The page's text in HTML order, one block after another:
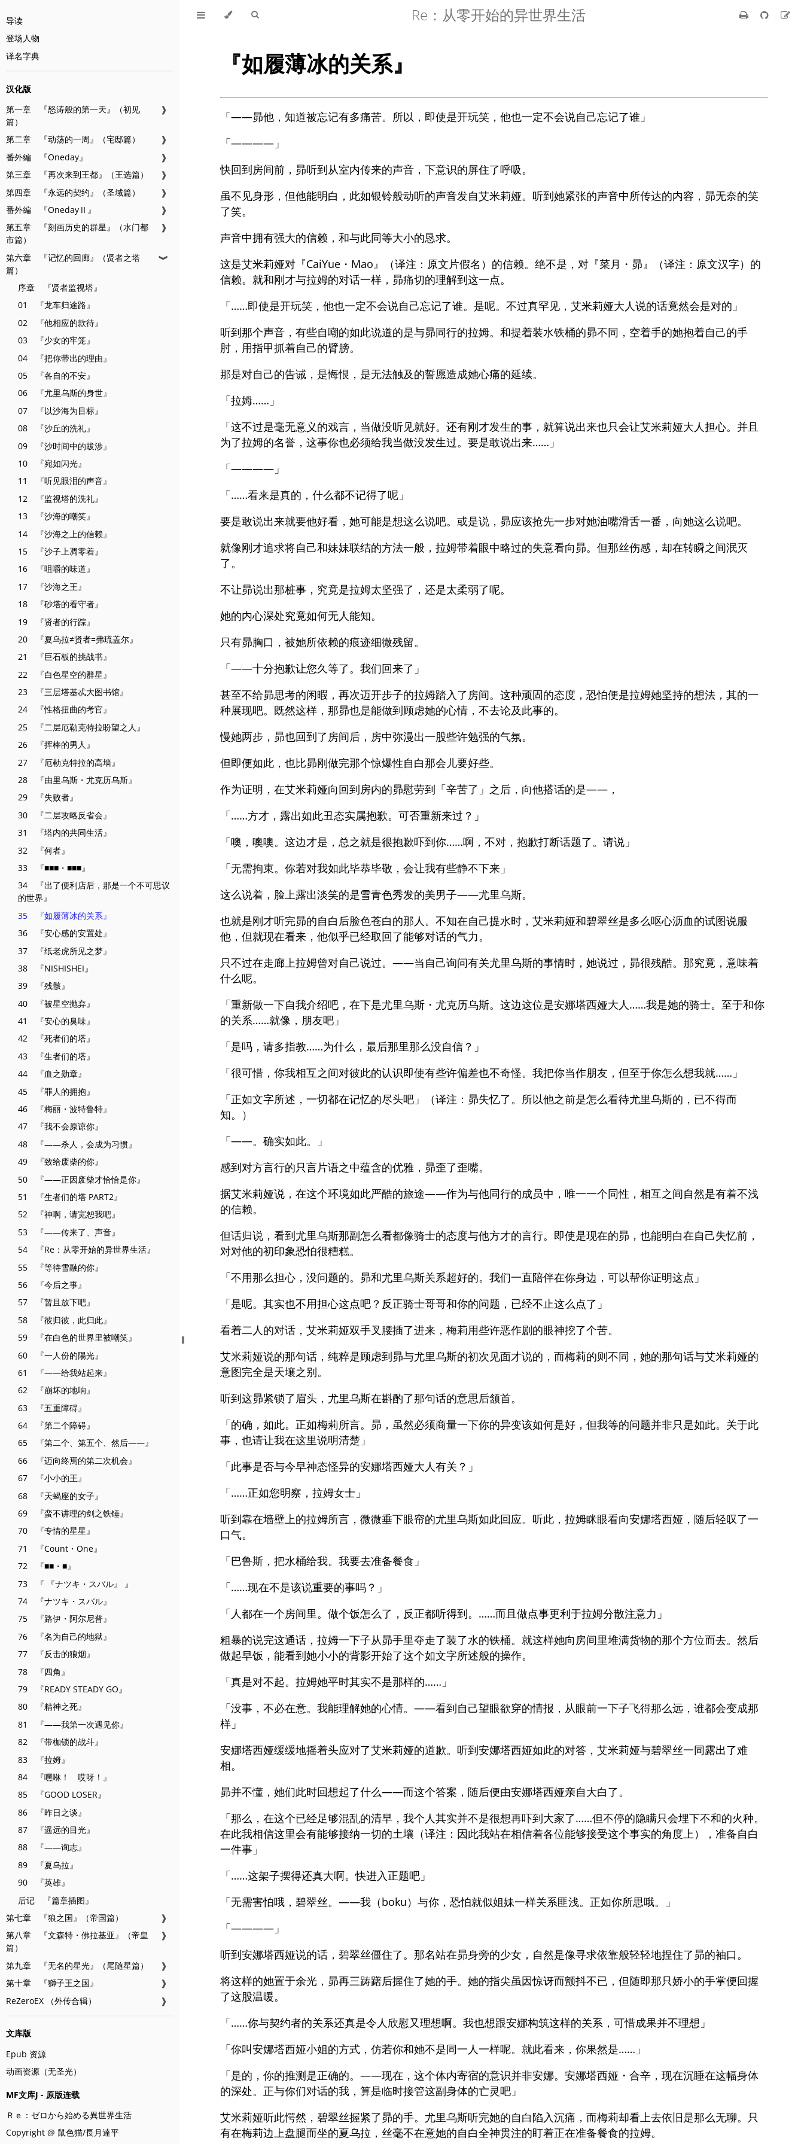
导读
登场人物
译名字典
汉化版
第一章 『怒涛般的第一天』（初见
篇）
❱
第二章 『动荡的一周』（宅邸篇）
❱
番外編 『Oneday』
❱
第三章 『再次来到王都』（王选篇）
❱
第四章 『永远的契约』（圣域篇）
❱
番外編 『OnedayⅡ』
❱
第五章 『刻画历史的群星』（水门都
市篇）
❱
第六章 『记忆的回廊』（贤者之塔
篇）
❱
序章 『贤者监视塔』
01 『龙车归途路』
02 『他相应的款待』
03 『少女的牢笼』
04 『把你带出的理由』
05 『各自的不安』
06 『尤里乌斯的身世』
07 『以沙海为目标』
08 『沙丘的洗礼』
09 『沙时间中的跋涉』
10 『宛如闪光』
11 『听见眼泪的声音』
12 『监视塔的洗礼』
13 『沙海的嘲笑』
14 『沙海之上的信赖』
15 『沙子上凋零着』
16 『咀嚼的味道』
17 『沙海之王』
18 『砂塔的看守者』
19 『贤者的行踪』
20 『夏乌拉≠贤者=弗琉盖尔』
21 『巨石板的挑战书』
22 『白色星空的群星』
23 『三层塔基忒大图书馆』
24 『性格扭曲的考官』
25 『二层厄勒克特拉盼望之人』
26 『挥棒的男人』
27 『厄勒克特拉的高墙』
28 『由里乌斯・尤克历乌斯』
29 『失败者』
30 『二层攻略反省会』
31 『塔内的共同生活』
32 『何者』
33 『■■■・■■■』
34 『出了便利店后，那是一个不可思议
的世界』
35 『如履薄冰的关系』
36 『安心感的安置处』
37 『纸老虎所见之梦』
38 『NISHISHEI』
39 『残骸』
40 『被星空抛弃』
41 『安心的臭味』
42 『死者们的塔』
43 『生者们的塔』
44 『血之勋章』
45 『罪人的拥抱』
46 『梅丽・波特鲁特』
47 『我不会原谅你』
48 『——杀人，会成为习惯』
49 『致给废柴的你』
50 『——正因废柴才恰恰是你』
51 『生者们的塔 PART2』
52 『神啊，请宽恕我吧』
53 『——传来了、声音』
54 『Re：从零开始的异世界生活』
55 『等待雪融的你』
56 『今后之事』
57 『暂且放下吧』
58 『彼归彼，此归此』
59 『在白色的世界里被嘲笑』
60 『一人份的陽光』
61 『——给我站起来』
62 『崩坏的地响』
63 『五重障碍』
64 『第二个障碍』
65 『第二个、第五个、然后——』
66 『迈向终焉的第二次机会』
67 『小小的王』
68 『天蝎座的女子』
69 『蛮不讲理的剑之铁锤』
70 『专情的星星』
71 『Count・One』
72 『■■・■』
73 『 『ナツキ・スバル』 』
74 『ナツキ・スバル』
75 『路伊・阿尔尼普』
76 『名为自己的地狱』
77 『反击的狼烟』
78 『四角』
79 『READY STEADY GO』
80 『精神之死』
81 『――我第一次遇见你』
82 『带枷锁的战斗』
83 『拉姆』
84 『嘿咻！ 哎呀！』
85 『GOOD LOSER』
86 『昨日之谈』
87 『遥远的目光』
88 『――询志』
89 『夏乌拉』
90 『英雄』
后记 『篇章插图』
第七章 『狼之国』（帝国篇）
❱
第八章 『文森特・佛拉基亚』（帝皇
篇）
❱
第九章 『无名的星光』（尾随星篇）
❱
第十章 『獅子王之国』
❱
ReZeroEX （外传合辑）
❱
文库版
Epub 资源
动画资源（无圣光）
MF文库J - 原版连载
Ｒｅ：ゼロから始める異世界生活
Copyright @ 鼠色猫/長月達平
Re：从零开始的异世界生活
『如履薄冰的关系』
「——昴他，知道被忘记有多痛苦。所以，即使是开玩笑，他也一定不会说自己忘记了谁」
「————」
快回到房间前，昴听到从室内传来的声音，下意识的屏住了呼吸。
虽不见身形，但他能明白，此如银铃般动听的声音发自艾米莉娅。听到她紧张的声音中所传达的内容，昴无奈的笑
了笑。
声音中拥有强大的信赖，和与此同等大小的恳求。
这是艾米莉娅对『CaiYue・Mao』（译注：原文片假名）的信赖。绝不是，对『菜月・昴』（译注：原文汉字）的
信赖。就和刚才与拉姆的对话一样，昴痛切的理解到这一点。
「……即使是开玩笑，他也一定不会说自己忘记了谁。是呢。不过真罕见，艾米莉娅大人说的话竟然会是对的」
听到那个声音，有些自嘲的如此说道的是与昴同行的拉姆。和提着装水铁桶的昴不同，空着手的她抱着自己的手
肘，用指甲抓着自己的臂膀。
那是对自己的告诫，是悔恨，是无法触及的誓愿造成她心痛的延续。
「拉姆……」
「这不过是毫无意义的戏言，当做没听见就好。还有刚才发生的事，就算说出来也只会让艾米莉娅大人担心。并且
为了拉姆的名誉，这事你也必须给我当做没发生过。要是敢说出来……」
「————」
「……看来是真的，什么都不记得了呢」
要是敢说出来就要他好看，她可能是想这么说吧。或是说，昴应该抢先一步对她油嘴滑舌一番，向她这么说吧。
就像刚才追求将自己和妹妹联结的方法一般，拉姆带着眼中略过的失意看向昴。但那丝伤感，却在转瞬之间泯灭
了。
不让昴说出那桩事，究竟是拉姆太坚强了，还是太柔弱了呢。
她的内心深处究竟如何无人能知。
只有昴胸口，被她所依赖的痕迹细微残留。
「——十分抱歉让您久等了。我们回来了」
甚至不给昴思考的闲暇，再次迈开步子的拉姆踏入了房间。这种顽固的态度，恐怕便是拉姆她坚持的想法，其的一
种展现吧。既然这样，那昴也是能做到顾虑她的心情，不去论及此事的。
慢她两步，昴也回到了房间后，房中弥漫出一股些许勉强的气氛。
但即便如此，也比昴刚做完那个惊爆性自白那会儿要好些。
作为证明，在艾米莉娅向回到房内的昴慰劳到「辛苦了」之后，向他搭话的是——，
「……方才，露出如此丑态实属抱歉。可否重新来过？」
「噢，噢噢。这边才是，总之就是很抱歉吓到你……啊，不对，抱歉打断话题了。请说」
「无需拘束。你若对我如此毕恭毕敬，会让我有些静不下来」
这么说着，脸上露出淡笑的是雪青色秀发的美男子——尤里乌斯。
也就是刚才听完昴的自白后脸色苍白的那人。不知在自己提水时，艾米莉娅和碧翠丝是多么呕心沥血的试图说服
他，但就现在看来，他似乎已经取回了能够对话的气力。
只不过在走廊上拉姆曾对自己说过。——当自己询问有关尤里乌斯的事情时，她说过，昴很残酷。那究竟，意味着
什么呢。
「重新做一下自我介绍吧，在下是尤里乌斯・尤克历乌斯。这边这位是安娜塔西娅大人……我是她的骑士。至于和你
的关系……就像，朋友吧」
「是吗，请多指教……为什么，最后那里那么没自信？」
「很可惜，你我相互之间对彼此的认识即使有些许偏差也不奇怪。我把你当作朋友，但至于你怎么想我就……」
「正如文字所述，一切都在记忆的尽头吧」（译注：昴失忆了。所以他之前是怎么看待尤里乌斯的，已不得而
知。）
「——。确实如此。」
感到对方言行的只言片语之中蕴含的优雅，昴歪了歪嘴。
据艾米莉娅说，在这个环境如此严酷的旅途——作为与他同行的成员中，唯一一个同性，相互之间自然是有着不浅
的信赖。
但话归说，看到尤里乌斯那副怎么看都像骑士的态度与他方才的言行。即使是现在的昴，也能明白在自己失忆前，
对对他的初印象恐怕很糟糕。
「不用那么担心，没问题的。昴和尤里乌斯关系超好的。我们一直陪伴在你身边，可以帮你证明这点」
「是呢。其实也不用担心这点吧？反正骑士哥哥和你的问题，已经不止这么点了」
看着二人的对话，艾米莉娅双手叉腰插了进来，梅莉用些许恶作剧的眼神挖了个苦。
艾米莉娅说的那句话，纯粹是顾虑到昴与尤里乌斯的初次见面才说的，而梅莉的则不同，她的那句话与艾米莉娅的
意图完全是天壤之别。
听到这昴紧锁了眉头，尤里乌斯在斟酌了那句话的意思后颔首。
「的确，如此。正如梅莉所言。昴，虽然必须商量一下你的异变该如何是好，但我等的问题并非只是如此。关于此
事，也请让我在这里说明清楚」
「此事是否与今早神态怪异的安娜塔西娅大人有关？」
「……正如您明察，拉姆女士」
听到靠在墙壁上的拉姆所言，微微垂下眼帘的尤里乌斯如此回应。听此，拉姆眯眼看向安娜塔西娅，随后轻叹了一
口气。
「巴鲁斯，把水桶给我。我要去准备餐食」
「……现在不是该说重要的事吗？」
「人都在一个房间里。做个饭怎么了，反正都听得到。……而且做点事更利于拉姆分散注意力」
粗暴的说完这通话，拉姆一下子从昴手里夺走了装了水的铁桶。就这样她向房间里堆满货物的那个方位而去。然后
做起早饭，能看到她小小的背影开始了这个如文字所述般的操作。
「真是对不起。拉姆她平时其实不是那样的……」
「没事，不必在意。我能理解她的心情。——看到自己望眼欲穿的情报，从眼前一下子飞得那么远，谁都会变成那
样」
安娜塔西娅缓缓地摇着头应对了艾米莉娅的道歉。听到安娜塔西娅如此的对答，艾米莉娅与碧翠丝一同露出了难
相。
昴并不懂，她们此时回想起了什么——而这个答案，随后便由安娜塔西娅亲自大白了。
「那么，在这个已经足够混乱的清早，我个人其实并不是很想再吓到大家了……但不停的隐瞒只会埋下不和的火种。
在此我相信这里会有能够接纳一切的土壤（译注：因此我站在相信着各位能够接受这个事实的角度上），准备自白
一件事」
「……这架子摆得还真大啊。快进入正题吧」
「无需害怕哦，碧翠丝。——我（boku）与你，恐怕就似姐妹一样关系匪浅。正如你所思哦。」
「————」
听到安娜塔西娅说的话，碧翠丝僵住了。那名站在昴身旁的少女，自然是像寻求依靠般轻轻地捏住了昴的袖口。
将这样的她置于余光，昴再三踌躇后握住了她的手。她的指尖虽因惊讶而颤抖不已，但随即那只娇小的手掌便回握
了这股温暖。
「……你与契约者的关系还真是令人欣慰又理想啊。我也想跟安娜构筑这样的关系，可惜成果并不理想」
「你叫安娜塔西娅小姐的方式，仿若你和她不是同一人一样呢。就此看来，你果然是……」
「是的，你的推测是正确的。——现在，这个体内寄宿的意识并非安娜。安娜塔西娅・合辛，现在沉睡在这幅身体
的深处。正与你们对话的我，算是临时接管这副身体的亡灵吧」
艾米莉娅听此愕然，碧翠丝握紧了昴的手。尤里乌斯听完她的自白陷入沉痛，而梅莉却看上去依旧是那么无聊。只
有在梅莉边上盘腿而坐的夏乌拉，丝毫不在意她的自白全神贯注的盯着正在准备餐食的拉姆。